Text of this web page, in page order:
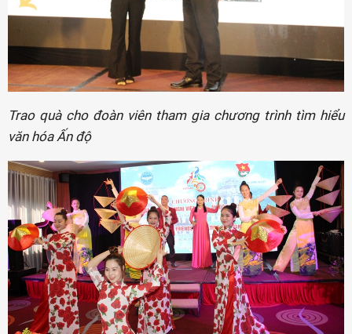
Trao quà cho đoàn viên tham gia chương trình tìm hiểu
văn hóa Ấn độ